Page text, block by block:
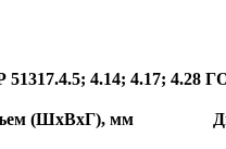
4.14; 4.17; 4.28
(ШхВхГ), мм